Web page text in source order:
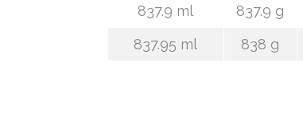
837.9 ml
837.9 g
837.95 ml
838 g